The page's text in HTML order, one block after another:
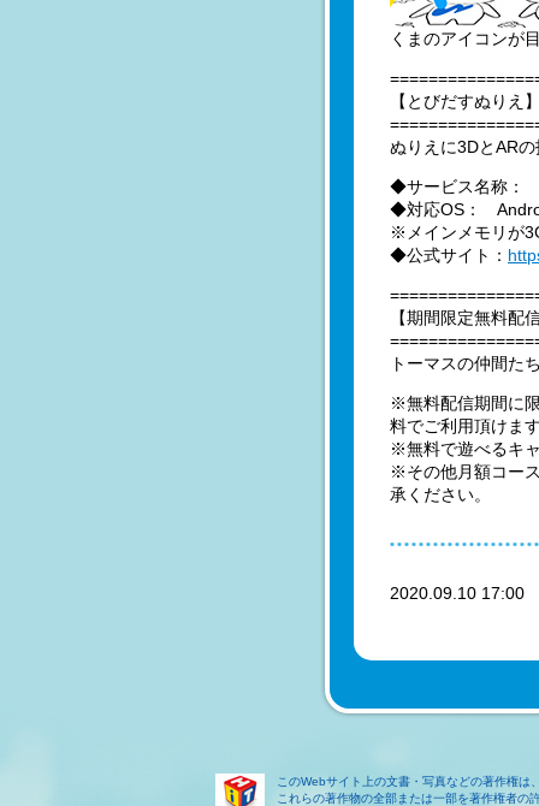
くまのアイコンが
【とびだすぬりえ
ぬりえに3DとAR
◆サービス名称：
◆対応OS：
※メインメモリが
◆公式サイト：
【期間限定無料配
トーマスの仲間た
※無料配信期間に
料でご利用頂けま
※無料で遊べるキ
※その他月額コー
承ください。
2020.09.10
このWebサイト上の文書・写真などの著作権
これらの著作物の全部または一部を著作権者の